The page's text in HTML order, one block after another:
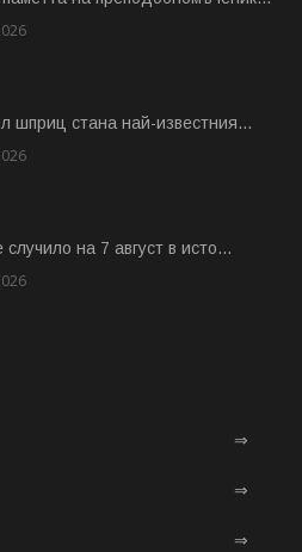
шприц стана най-известния...
случило на 7 август в исто...
⇒
⇒
⇒